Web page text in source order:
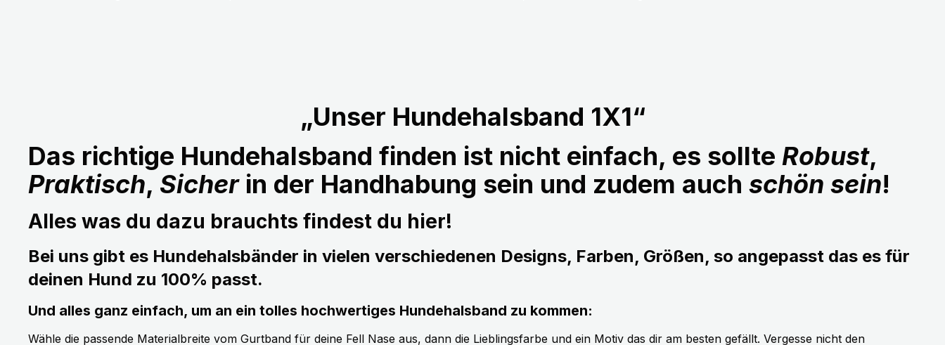
„Unser Hundehalsband 1X1“
Das richtige Hundehalsband finden ist nicht einfach, es sollte Robust,
Praktisch, Sicherin der Handhabung sein und zudem auch schön sein!
Alles was du dazu brauchts findest du hier!
Bei uns gibt es Hundehalsbänder in vielen verschiedenen Designs, Farben, Größen, so angepasst das es für
deinen Hund zu 100% passt.
Und alles ganz einfach, um an ein tolles hochwertiges Hundehalsband zu kommen:
Wähle die passende Materialbreite vom Gurtband für deine Fell Nase aus, dann die Lieblingsfarbe und ein Motiv das dir am besten gefällt. Vergesse nicht den